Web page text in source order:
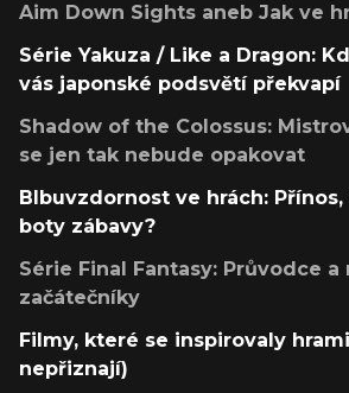
Aim Down Sights aneb Jak ve
Série Yakuza / Like a Dragon:
vás japonské podsvětí překvapí
Shadow of the Colossus:
se jen tak nebude opakovat
Blbuvzdornost ve hrách:
boty zábavy?
Série Final Fantasy: Průvodce a
začátečníky
Filmy, které se inspirovaly
nepřiznají)